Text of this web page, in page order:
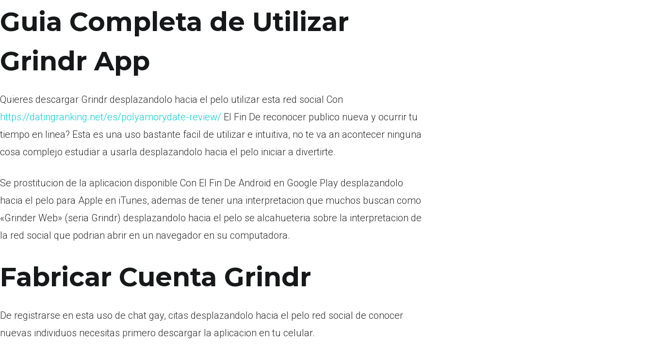
Guia Completa de Utilizar
Grindr App
Quieres descargar Grindr desplazandolo hacia el pelo utilizar esta red social Con
https://datingranking.net/es/polyamorydate-review/ El Fin De reconocer publico nueva y ocurrir tu
tiempo en linea? Esta es una uso bastante facil de utilizar e intuitiva, no te va an acontecer ninguna
cosa complejo estudiar a usarla desplazandolo hacia el pelo iniciar a divertirte.
Se prostitucion de la aplicacion disponible Con El Fin De Android en Google Play desplazandolo
hacia el pelo para Apple en iTunes, ademas de tener una interpretacion que muchos buscan como
«Grinder Web» (seri­a Grindr) desplazandolo hacia el pelo se alcahueteria sobre la interpretacion de
la red social que podri­an abrir en un navegador en su computadora.
Fabricar Cuenta Grindr
De registrarse en esta uso de chat gay, citas desplazandolo hacia el pelo red social de conocer
nuevas individuos necesitas primero descargar la aplicacion en tu celular.